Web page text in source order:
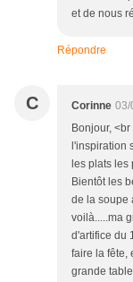
et de nous
Répondre
C Corinne 03/
Bonjour,
l'inspiration
les plats
Bientôt les
de la soupe
voilà.....ma
d'artifice du
faire la fête,
grande